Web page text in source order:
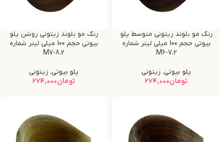
رنگ مو بلوند زیتونی متوسط پلو
بیوتی حجم 100 میلی لیتر شماره
M6-7.2
پلو بیوتی, زیتونی
تومان۲۷۴,۰۰۰
رنگ مو بلوند زیتونی روشن پلو
بیوتی حجم 100 میلی لیتر شماره
M7-8.2
پلو بیوتی, زیتونی
تومان۲۷۴,۰۰۰